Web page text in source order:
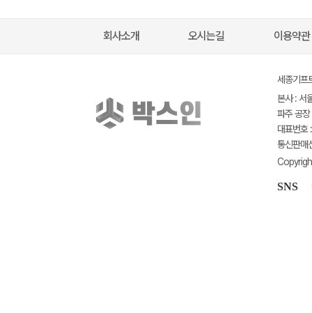
회사소개 오시는길 이용약관
세종기
본사 : 서
파주 공
대표번
통신판
SNS